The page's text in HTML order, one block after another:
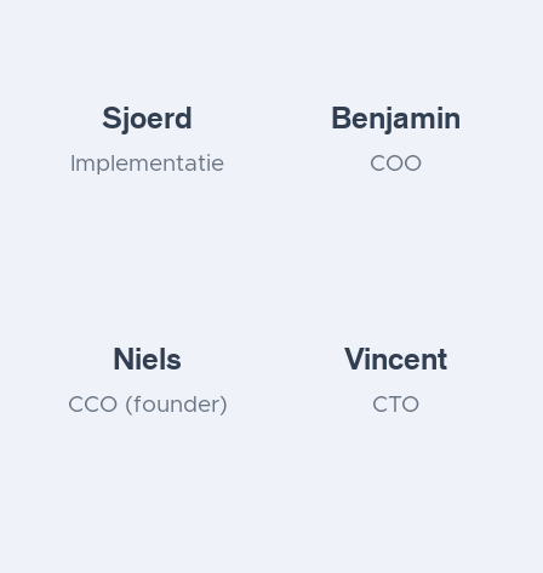
Sjoerd
Implementatie
Benjamin
COO
Niels
CCO (founder)
Vincent
CTO